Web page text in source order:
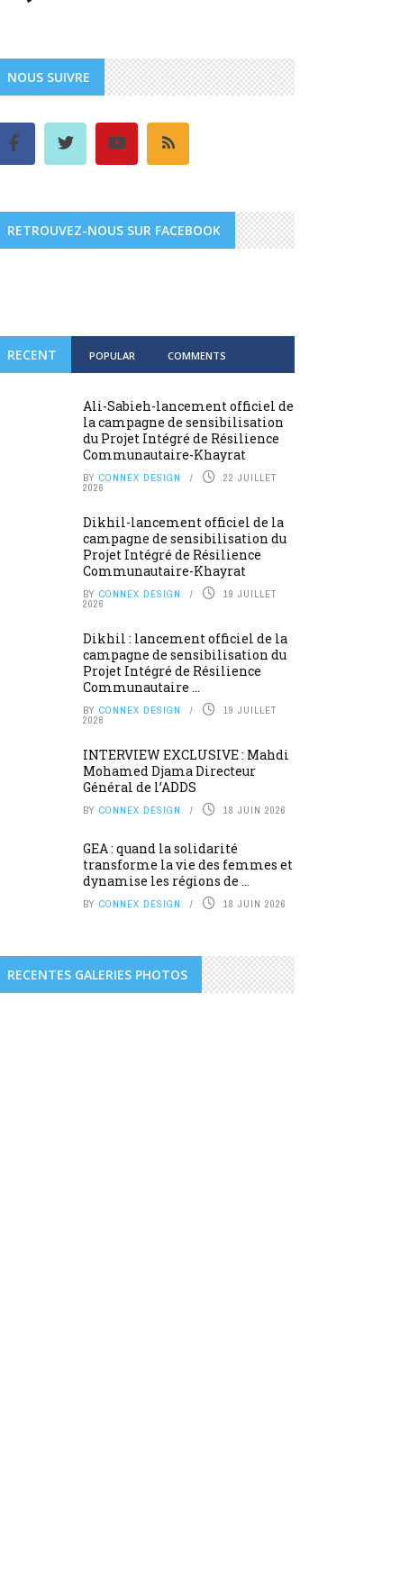
NOUS SUIVRE
RETROUVEZ-NOUS SUR FACEBOOK
RECENT POPULAR COMMENTS
Ali-Sabieh-lancement officiel de
la campagne de sensibilisation
du Projet Intégré de Résilience
Communautaire-Khayrat
BY CONNEX DESIGN 22 JUILLET
2026
Dikhil-lancement officiel de la
campagne de sensibilisation du
Projet Intégré de Résilience
Communautaire-Khayrat
BY CONNEX DESIGN 19 JUILLET
2026
Dikhil : lancement officiel de la
campagne de sensibilisation du
Projet Intégré de Résilience
Communautaire ...
BY CONNEX DESIGN 19 JUILLET
2026
INTERVIEW EXCLUSIVE : Mahdi
Mohamed Djama Directeur
Général de l’ADDS
BY CONNEX DESIGN 18 JUIN 2026
GEA : quand la solidarité
transforme la vie des femmes et
dynamise les régions de ...
BY CONNEX DESIGN 18 JUIN 2026
RECENTES GALERIES PHOTOS